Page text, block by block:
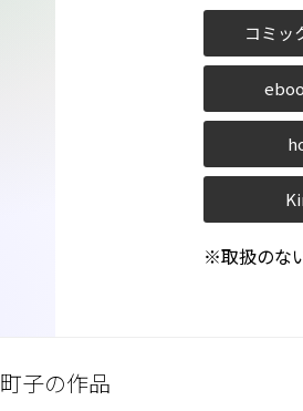
コミッ
※取扱のな
町子の作品